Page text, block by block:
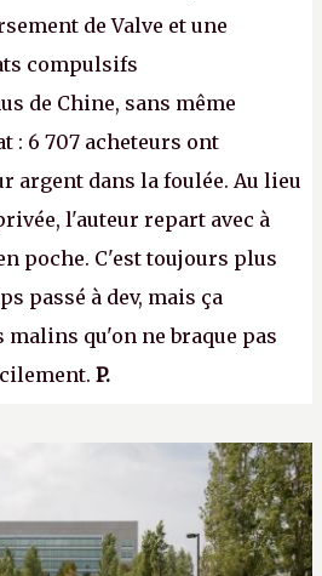
de Valve et une
compulsifs
de Chine, sans même
: 6 707 acheteurs ont
argent dans la foulée. Au lieu
l'auteur repart avec à
poche. C'est toujours plus
passé à dev, mais ça
qu'on ne braque pas
P.